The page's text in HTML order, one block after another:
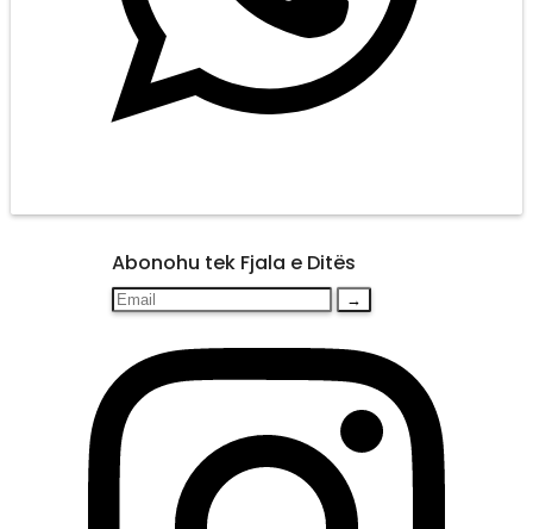
Abonohu tek Fjala e Ditës